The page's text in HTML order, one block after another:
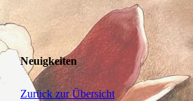
Neuigkeiten
Zurück zur Übersicht